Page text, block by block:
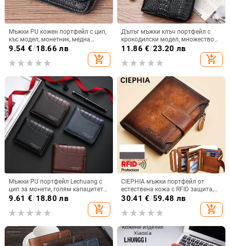
Мъжки PU кожен портфейл с цип,
къс модел, монетник, медна
катарама
9.54 €/18.66 лв
add_shopping_cart
Дълъг мъжки клъч портфейл с
крокодилски модел, множество
отделения за карти, 1 цип, голям
Подплата: полиестер; Сгъване на
пролет 2024)
11.86 €/23.20 лв
add_shopping_cart
Мъжки PU портфейл Lechuang с
цип за монети, голям капацитет и
множество отделения за карти,
9.61 €/18.80 лв
add_shopping_cart
CIEPHIA мъжки портфейл от
естествена кожа с RFID защита,
ретро къс модел, много
отделения за карти и монети с
цип
30.41 €/59.48 лв
add_shopping_cart